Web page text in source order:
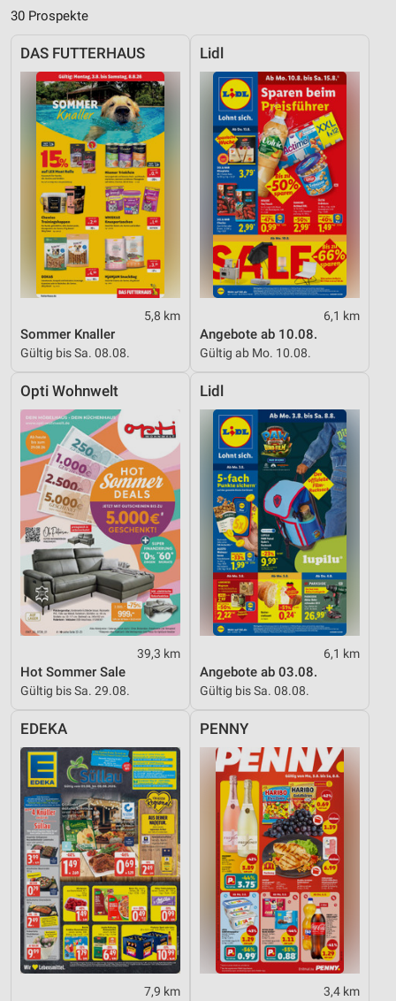
30 Prospekte
DAS FUTTERHAUS
5,8 km
Sommer Knaller
Gültig bis Sa. 08.08.
Lidl
6,1 km
Angebote ab 10.08.
Gültig ab Mo. 10.08.
Opti Wohnwelt
39,3 km
Hot Sommer Sale
Gültig bis Sa. 29.08.
Lidl
6,1 km
Angebote ab 03.08.
Gültig bis Sa. 08.08.
EDEKA
7,9 km
PENNY
3,4 km